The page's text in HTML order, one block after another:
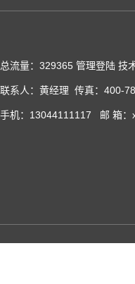
总流量：329365 管理登陆 技
联系人：黄经理 传真：400-
手机：13044111117 邮 箱：